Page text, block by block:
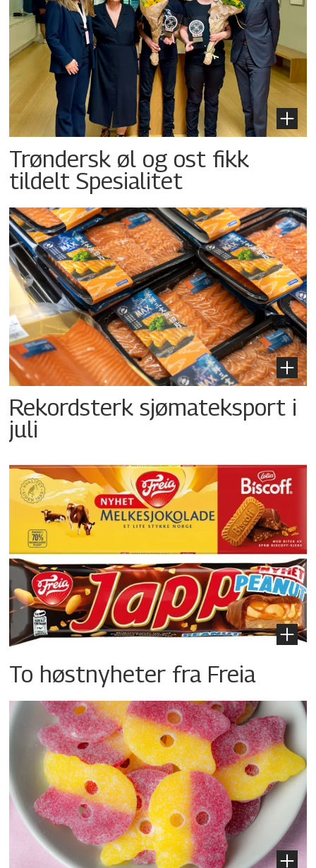
Trøndersk øl og ost fikk
tildelt Spesialitet
Rekordsterk sjømateksport i
juli
To høstnyheter fra Freia